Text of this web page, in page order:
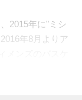
2015年に"ミシ
年8月よりア